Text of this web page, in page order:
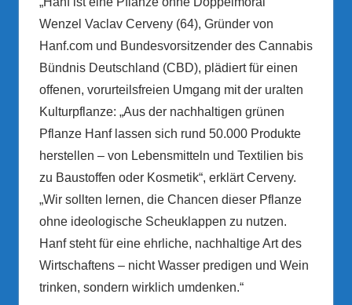
Wenzel Vaclav Cerveny (64), Gründer von
Hanf.com und Bundesvorsitzender des Cannabis
Bündnis Deutschland (CBD), plädiert für einen
offenen, vorurteilsfreien Umgang mit der uralten
Kulturpflanze: „Aus der nachhaltigen grünen
Pflanze Hanf lassen sich rund 50.000 Produkte
herstellen – von Lebensmitteln und Textilien bis
zu Baustoffen oder Kosmetik“, erklärt Cerveny.
„Wir sollten lernen, die Chancen dieser Pflanze
ohne ideologische Scheuklappen zu nutzen.
Hanf steht für eine ehrliche, nachhaltige Art des
Wirtschaftens – nicht Wasser predigen und Wein
trinken, sondern wirklich umdenken.“